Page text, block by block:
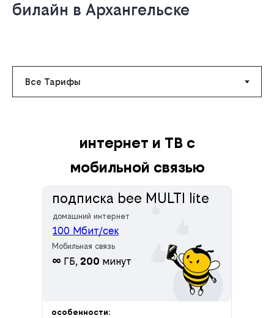
билайн в Архангельске
интернет и ТВ с
мобильной связью
подписка bee MULTI lite
домашний интернет
Мобильная связь
100 Мбит/сек
∞ ГБ, 200 минут
особенности: